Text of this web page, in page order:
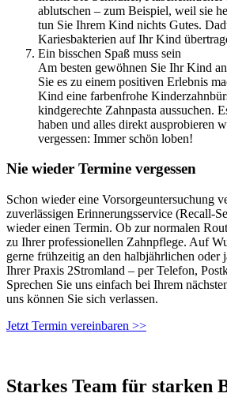
ablutschen – zum Beispiel, weil sie
tun Sie Ihrem Kind nichts Gutes.
Kariesbakterien auf Ihr Kind
Ein bisschen Spaß muss sein
Am besten gewöhnen Sie Ihr Kind
Sie es zu einem positiven Erlebnis
Kind eine farbenfrohe
kindgerechte Zahnpasta aussuchen.
haben und alles direkt ausprobieren
vergessen: Immer schön loben!
Nie wieder Termine vergessen
Schon wieder eine Vorsorgeuntersuchung
zuverlässigen Erinnerungsservice (Recall-
wieder einen Termin. Ob zur normalen
zu Ihrer professionellen Zahnpflege. Auf
gerne frühzeitig an den halbjährlichen oder
Ihrer Praxis 2Stromland – per Telefon,
Sprechen Sie uns einfach bei Ihrem
uns können Sie sich verlassen.
Jetzt Termin vereinbaren >>
Starkes Team für starken